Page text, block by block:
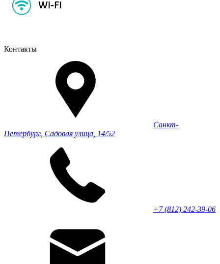
Контакты
Санкт-
Петербург, Садовая улица, 14/52
+7 (812) 242-39-06